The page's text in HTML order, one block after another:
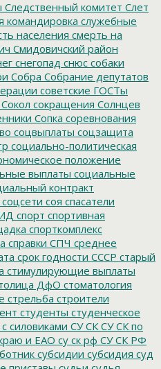
Следственный комитет Слет
командировка служебные
населения смерть на
Смидовичский район
снегопад снюс собаки
Собра Собрание депутатов
советские ГОСТы
Сокол сокращения Солнцев
Сопка соревнования
соцвыплаты соцзащита
социально-политическая
положение
выплаты социальные
контракт
соцсети соя спасатели
спорт спортивная
спорткомплекс
справки СПЧ среднее
срок годности СССР старый
стимулирующие выплаты
ДфО стоматология
стрельба строители
студенты студенческое
силовиками СУ СК СУ СК по
и ЕАО су ск рф СУ СК РФ
субсидии субсидия суд